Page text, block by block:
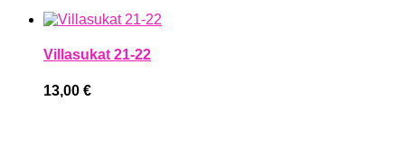
Villasukat 21-22
13,00 €